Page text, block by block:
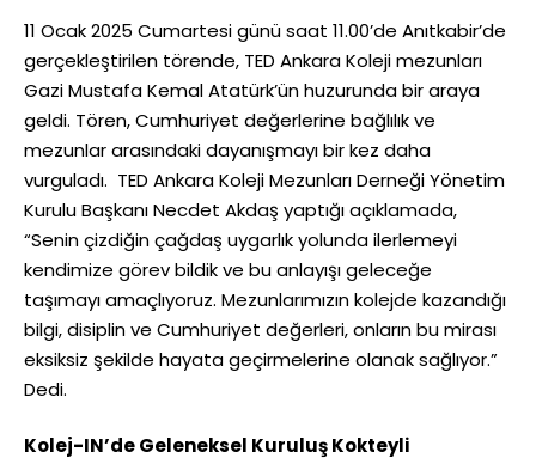
11 Ocak 2025 Cumartesi günü saat 11.00’de Anıtkabir’de
gerçekleştirilen törende, TED Ankara Koleji mezunları
Gazi Mustafa Kemal Atatürk’ün huzurunda bir araya
geldi. Tören, Cumhuriyet değerlerine bağlılık ve
mezunlar arasındaki dayanışmayı bir kez daha
vurguladı. TED Ankara Koleji Mezunları Derneği Yönetim
Kurulu Başkanı Necdet Akdaş yaptığı açıklamada,
“Senin çizdiğin çağdaş uygarlık yolunda ilerlemeyi
kendimize görev bildik ve bu anlayışı geleceğe
taşımayı amaçlıyoruz. Mezunlarımızın kolejde kazandığı
bilgi, disiplin ve Cumhuriyet değerleri, onların bu mirası
eksiksiz şekilde hayata geçirmelerine olanak sağlıyor.”
Dedi.
Kolej-IN’de Geleneksel Kuruluş Kokteyli